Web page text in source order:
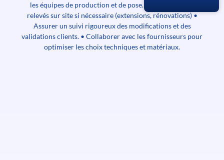
les équipes de production et de pose. • Participer aux
relevés sur site si nécessaire (extensions, rénovations) •
Assurer un suivi rigoureux des modifications et des
validations clients. • Collaborer avec les fournisseurs pour
optimiser les choix techniques et matériaux.